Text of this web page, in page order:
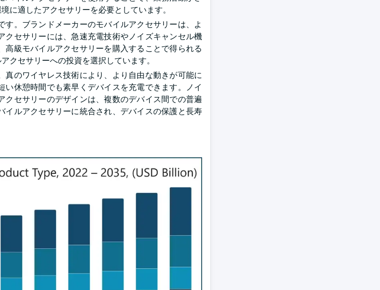
に適したアクセサリーを必要としています。
。ブランドメーカーのモバイルアクセサリーは、よ
セサリーには、急速充電技術やノイズキャンセル機
級モバイルアクセサリーを購入することで得られる
クセサリーへの投資を選択しています。
のワイヤレス技術により、より自由な動きが可能に
休憩時間でも素早くデバイスを充電できます。ノイ
セサリーのデザインは、複数のデバイス間での普遍
ルアクセサリーに統合され、デバイスの保護と長寿